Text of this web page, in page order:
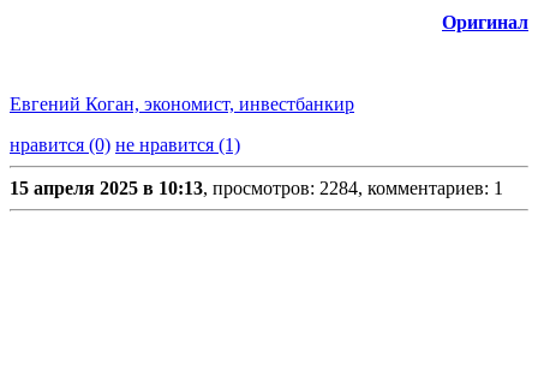
Оригинал
Евгений Коган, экономист, инвестбанкир
нравится (0) не нравится (1)
15 апреля 2025 в 10:13, просмотров: 2284, комментариев: 1